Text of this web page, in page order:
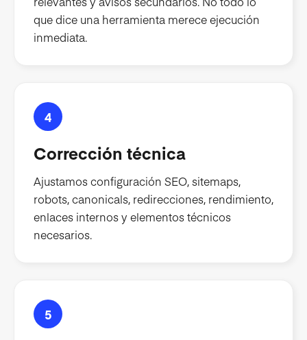
que dice una herramienta merece ejecución
inmediata.
4
Corrección técnica
Ajustamos configuración SEO, sitemaps,
robots, canonicals, redirecciones, rendimiento,
enlaces internos y elementos técnicos
necesarios.
5